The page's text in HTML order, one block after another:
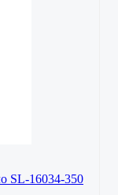
SL-16034-350